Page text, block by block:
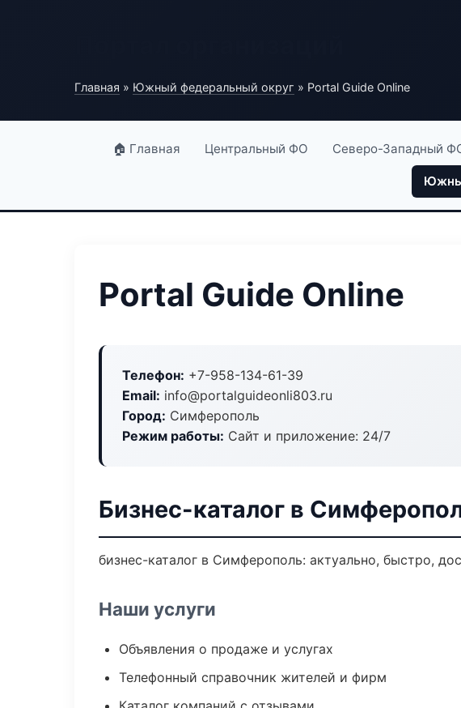
Главная » Южный федеральный округ » Portal Guide Online
🏠 Главная Центральный ФО Северо-Западный
Portal Guide Online
Телефон: +7-958-134-61-39
Email: info@portalguideonli803.ru
Город: Симферополь
Режим работы: Сайт и приложение: 24/7
Бизнес-каталог в
бизнес-каталог в Симферополь: актуально, быстро,
Наши услуги
Объявления о продаже и услугах
Телефонный справочник жителей и фирм